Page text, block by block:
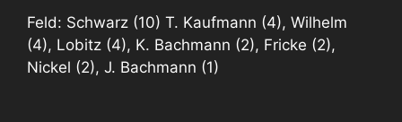
Feld: Schwarz (10) T. Kaufmann (4), Wilhelm
(4), Lobitz (4), K. Bachmann (2), Fricke (2),
Nickel (2), J. Bachmann (1)